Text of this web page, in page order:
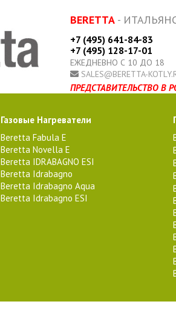
BERETTA-
+7 (495) 641-84-83
+7 (495) 128-17-01
ЕЖЕДНЕВНО С 10 ДО 18
SALES@BERETTA-
ПРЕДСТАВИТЕЛЬСТВО В
Газовые Нагреватели
Beretta Fabula E
Beretta Novella E
Beretta IDRABAGNO ESI
Beretta Idrabagno
Beretta Idrabagno Aqua
Beretta Idrabagno ESI